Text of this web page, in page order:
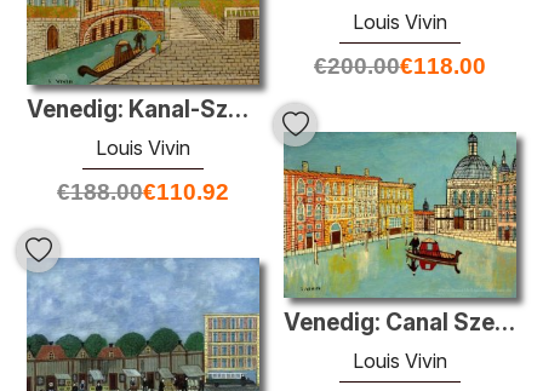
Louis Vivin
€200.00€118.00
Venedig: Kanal-Szene mit einer Brücke
Louis Vivin
€188.00€110.92
Venedig: Canal Szene mit Kirche
Louis Vivin